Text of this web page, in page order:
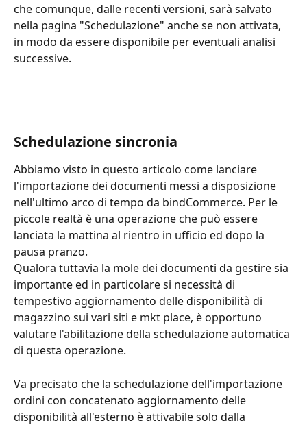
che comunque, dalle recenti versioni, sarà salvato
nella pagina "Schedulazione" anche se non attivata,
in modo da essere disponibile per eventuali analisi
successive.
Schedulazione sincronia
Abbiamo visto in questo articolo come lanciare
l'importazione dei documenti messi a disposizione
nell'ultimo arco di tempo da bindCommerce. Per le
piccole realtà è una operazione che può essere
lanciata la mattina al rientro in ufficio ed dopo la
pausa pranzo.
Qualora tuttavia la mole dei documenti da gestire sia
importante ed in particolare si necessità di
tempestivo aggiornamento delle disponibilità di
magazzino sui vari siti e mkt place, è opportuno
valutare l'abilitazione della schedulazione automatica
di questa operazione.
Va precisato che la schedulazione dell'importazione
ordini con concatenato aggiornamento delle
disponibilità all'esterno è attivabile solo dalla